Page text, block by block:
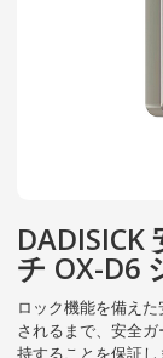
チ OX-D6
ロック機能を備え
されるまで、安全
持することを保証し